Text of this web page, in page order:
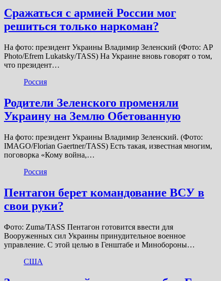
Сражаться с армией России мог
решиться только наркоман?
На фото: президент Украины Владимир Зеленский (Фото: AP
Photo/Efrem Lukatsky/TASS) На Украине вновь говорят о том,
что президент…
Россия
Родители Зеленского променяли
Украину на Землю Обетованную
На фото: президент Украины Владимир Зеленский. (Фото:
IMAGO/Florian Gaertner/TASS) Есть такая, известная многим,
поговорка «Кому война,…
Россия
Пентагон берет командование ВСУ в
свои руки?
Фото: Zuma/TASS Пентагон готовится ввести для
Вооруженных сил Украины принудительное военное
управление. С этой целью в Генштабе и Минобороны…
США